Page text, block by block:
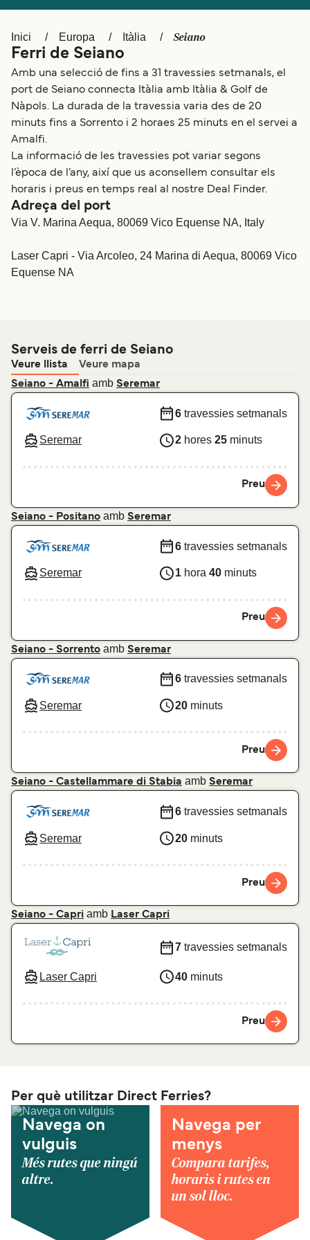
Україна
المغرب Maroc (FR)
Inici Europa Itàlia Seiano
Ferri de Seiano
Amb una selecció de fins a 31 travessies setmanals, el
port de Seiano connecta Itàlia amb Itàlia & Golf de
Nàpols. La durada de la travessia varia des de 20
minuts fins a Sorrento i 2 horaes 25 minuts en el servei a
Amalfi.
La informació de les travessies pot variar segons
l’època de l’any, així que us aconsellem consultar els
horaris i preus en temps real al nostre Deal Finder.
Adreça del port
Via V. Marina Aequa, 80069 Vico Equense NA, Italy
Laser Capri - Via Arcoleo, 24 Marina di Aequa, 80069 Vico
Equense NA
Serveis de ferri de Seiano
Veure llista
Veure mapa
Seiano - Amalfi amb Seremar
Seremar
6 travessies setmanals
2 hores 25 minuts
Preu
Seiano - Positano amb Seremar
Seremar
6 travessies setmanals
1 hora 40 minuts
Preu
Seiano - Sorrento amb Seremar
Seremar
6 travessies setmanals
20 minuts
Preu
Seiano - Castellammare di Stabia amb Seremar
Seremar
6 travessies setmanals
20 minuts
Preu
Seiano - Capri amb Laser Capri
Laser Capri
7 travessies setmanals
40 minuts
Preu
Per què utilitzar Direct Ferries?
Navega on
vulguis
Més rutes que ningú
altre.
Navega per
menys
Compara tarifes,
horaris i rutes en
un sol lloc.